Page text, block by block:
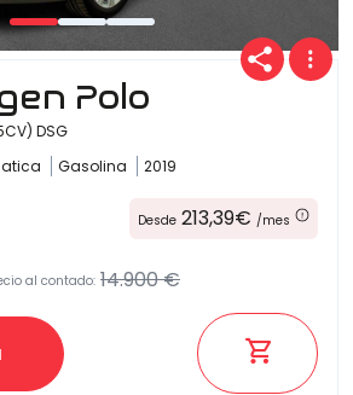
Polo
DSG
Gasolina 2019
Desde 213,39€ /mes
al contado: 14.900 €